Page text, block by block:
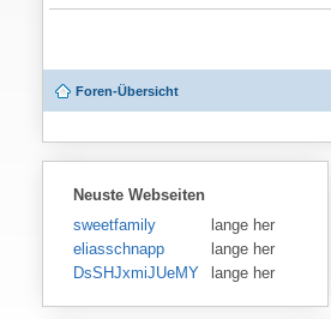
Foren-Übersicht
Neuste Webseiten
sweetfamily
lange her
eliasschnapp
lange her
DsSHJxmiJUeMY
lange her